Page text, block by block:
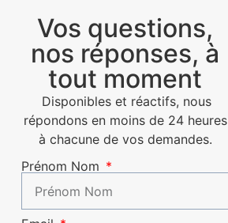
Vos questions,
nos réponses, à
tout moment
Disponibles et réactifs, nous
répondons en moins de 24 heures
à chacune de vos demandes.
Prénom Nom